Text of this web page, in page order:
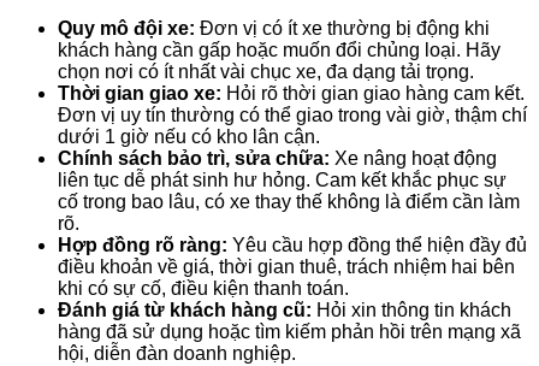
Quy mô đội xe: Đơn vị có ít xe thường bị động khi
khách hàng cần gấp hoặc muốn đổi chủng loại. Hãy
chọn nơi có ít nhất vài chục xe, đa dạng tải trọng.
Thời gian giao xe: Hỏi rõ thời gian giao hàng cam kết.
Đơn vị uy tín thường có thể giao trong vài giờ, thậm chí
dưới 1 giờ nếu có kho lân cận.
Chính sách bảo trì, sửa chữa: Xe nâng hoạt động
liên tục dễ phát sinh hư hỏng. Cam kết khắc phục sự
cố trong bao lâu, có xe thay thế không là điểm cần làm
rõ.
Hợp đồng rõ ràng: Yêu cầu hợp đồng thể hiện đầy đủ
điều khoản về giá, thời gian thuê, trách nhiệm hai bên
khi có sự cố, điều kiện thanh toán.
Đánh giá từ khách hàng cũ: Hỏi xin thông tin khách
hàng đã sử dụng hoặc tìm kiếm phản hồi trên mạng xã
hội, diễn đàn doanh nghiệp.